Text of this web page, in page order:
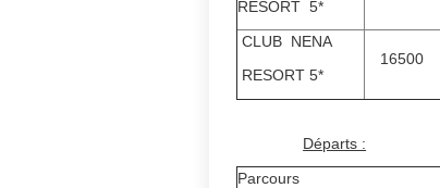
RESORT 5*
CLUB NENA
RESORT 5*
16500
Départs :
Parcours